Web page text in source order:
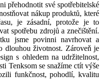
přehodnotit své spotřebitelské
nákup produktů, které
je zásadní, protože je to
spotřebu zdrojů a znečištění.
jsme povinni navrhovat a
dlouhou životnost. Zároveň je
s ohledem na udržitelnost,
Tenksom se snažíme ctít výše
funkčnost, pohodlí, kvalitu